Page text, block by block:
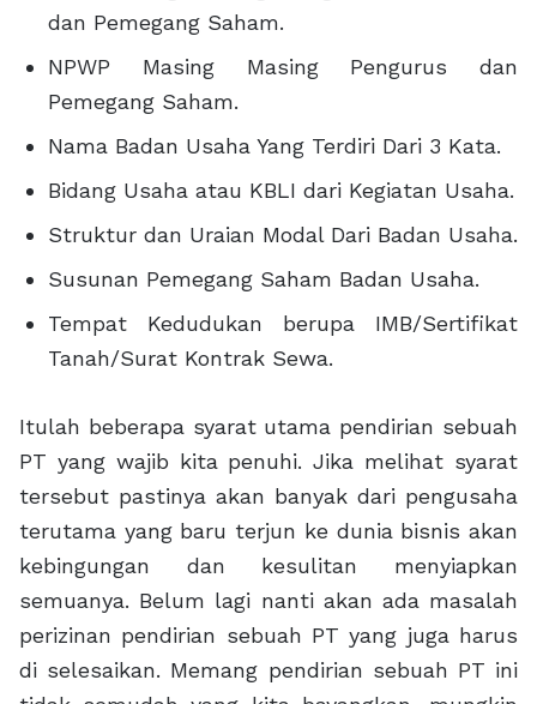
dan Pemegang Saham.
NPWP Masing Masing Pengurus dan
Pemegang Saham.
Nama Badan Usaha Yang Terdiri Dari 3 Kata.
Bidang Usaha atau KBLI dari Kegiatan Usaha.
Struktur dan Uraian Modal Dari Badan Usaha.
Susunan Pemegang Saham Badan Usaha.
Tempat Kedudukan berupa IMB/Sertifikat
Tanah/Surat Kontrak Sewa.
Itulah beberapa syarat utama pendirian sebuah
PT yang wajib kita penuhi. Jika melihat syarat
tersebut pastinya akan banyak dari pengusaha
terutama yang baru terjun ke dunia bisnis akan
kebingungan dan kesulitan menyiapkan
semuanya. Belum lagi nanti akan ada masalah
perizinan pendirian sebuah PT yang juga harus
di selesaikan. Memang pendirian sebuah PT ini